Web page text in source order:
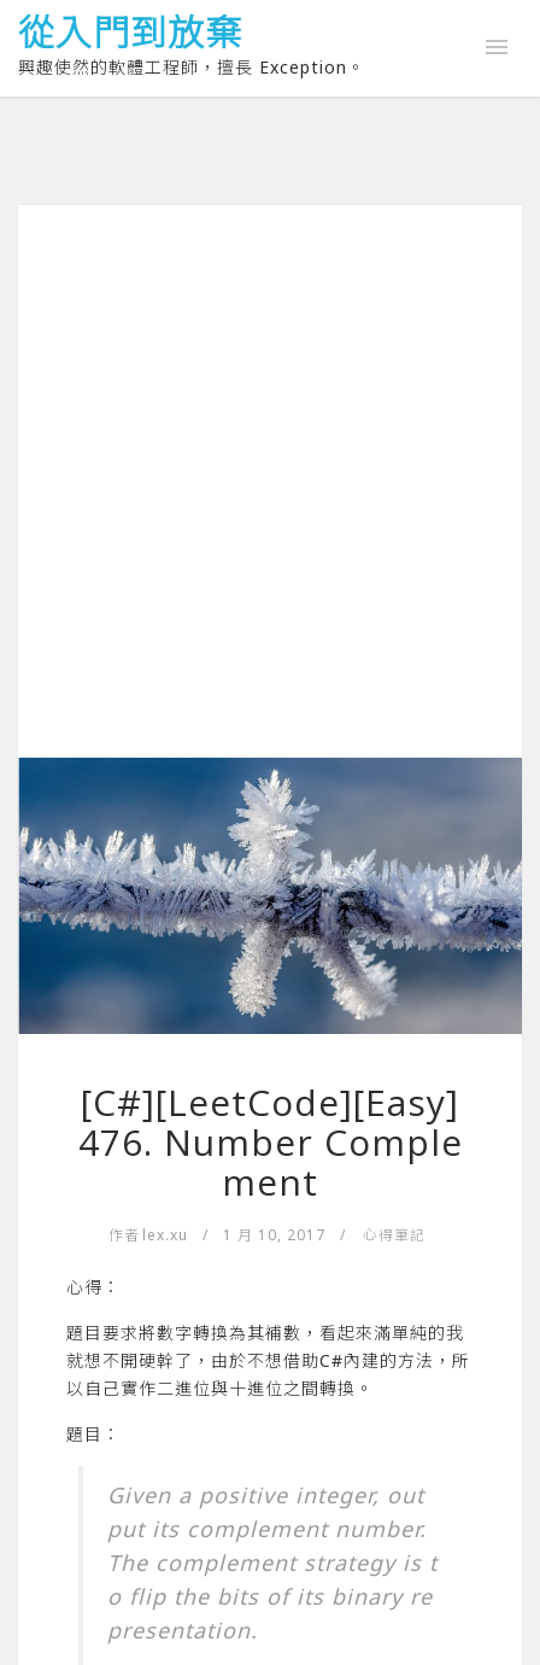
從入門到放棄
興趣使然的軟體工程師，擅長 Exception。
[C#][LeetCode][Easy]
476. Number Comple
ment
作者 lex.xu / 1 月 10, 2017 / 心得筆記
心得：
題目要求將數字轉換為其補數，看起來滿單純的我
就想不開硬幹了，由於不想借助C#內建的方法，所
以自己實作二進位與十進位之間轉換。
題目：
Given a positive integer, out
put its complement number.
The complement strategy is t
o flip the bits of its binary re
presentation.